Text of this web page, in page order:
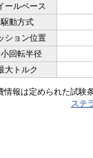
ールベース
駆動方式
ション位置
回転半径
大トルク
報は定められた試験
ステ